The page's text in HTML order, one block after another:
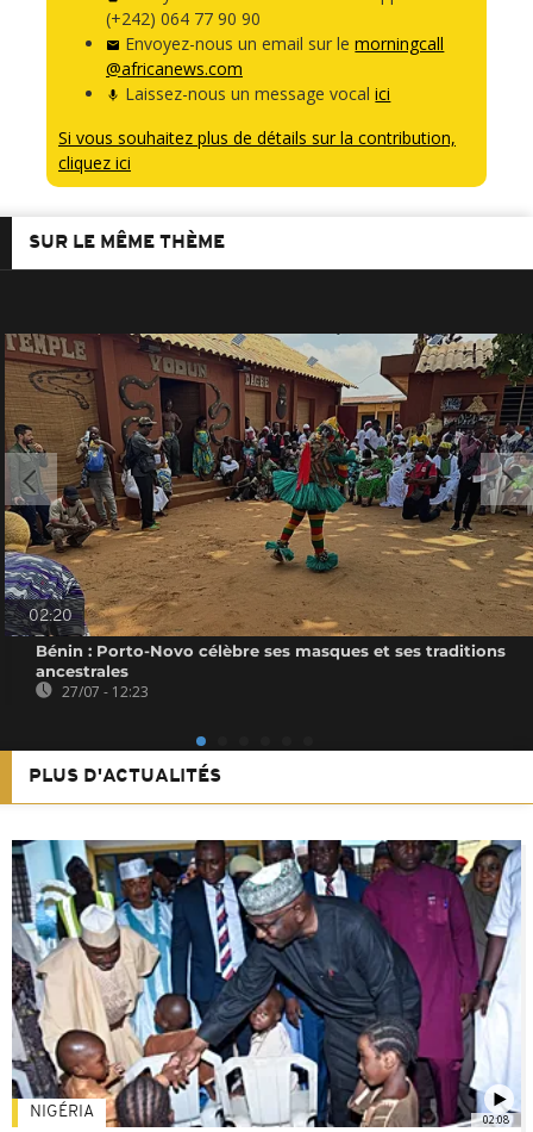
(+242) 064 77 90 90
Envoyez-nous un email sur lemorningcall
@africanews.com
Laissez-nous un message vocalici
Si vous souhaitez plus de détails sur la contribution,
cliquez ici
SUR LE MÊME THÈME
02:20
Bénin : Porto-Novo célèbre ses masques et ses traditions
ancestrales
27/07 - 12:23
PLUS D'ACTUALITÉS
02:08
NIGÉRIA